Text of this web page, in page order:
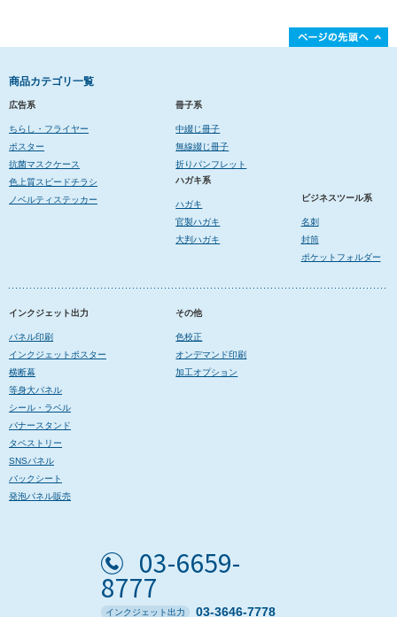
商品カテゴリ一覧
広告系
ちらし・フライヤー
ポスター
抗菌マスクケース
色上質スピードチラシ
ノベルティステッカー
冊子系
中綴じ冊子
無線綴じ冊子
折りパンフレット
ハガキ系
ハガキ
官製ハガキ
大判ハガキ
ビジネスツール系
名刺
封筒
ポケットフォルダー
インクジェット出力
パネル印刷
インクジェットポスター
横断幕
等身大パネル
シール・ラベル
バナースタンド
タペストリー
SNSパネル
バックシート
発泡パネル販売
その他
色校正
オンデマンド印刷
加工オプション
03-6659-
8777
インクジェット出力 03-3646-7778